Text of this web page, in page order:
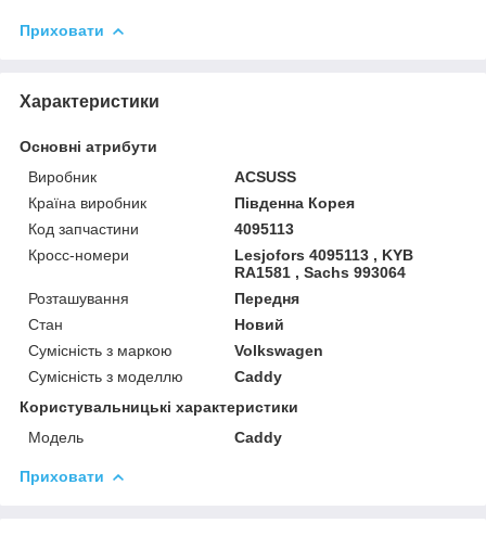
Приховати
Характеристики
Основні атрибути
Виробник
ACSUSS
Країна виробник
Південна Корея
Код запчастини
4095113
Кросс-номери
Lesjofors 4095113 , KYB
RA1581 , Sachs 993064
Розташування
Передня
Стан
Новий
Сумісність з маркою
Volkswagen
Сумісність з моделлю
Caddy
Користувальницькі характеристики
Мoдель
Caddy
Приховати